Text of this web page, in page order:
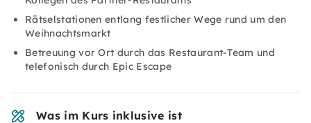
Rätselstationen entlang festlicher Wege rund um den
Weihnachtsmarkt
Betreuung vor Ort durch das Restaurant-Team und
telefonisch durch Epic Escape
Was im Kurs inklusive ist